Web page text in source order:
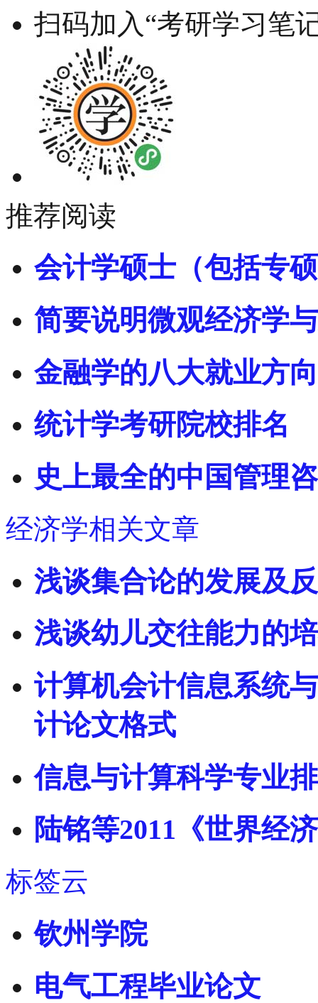
扫码加入“考研学习笔
推荐阅读
会计学硕士（包括专
简要说明微观经济学
金融学的八大就业方
统计学考研院校排名
史上最全的中国管理
经济学相关文章
浅谈集合论的发展及
浅谈幼儿交往能力的
计算机会计信息系统
计论文格式
信息与计算科学专业
陆铭等2011《世界经
标签云
钦州学院
电气工程毕业论文